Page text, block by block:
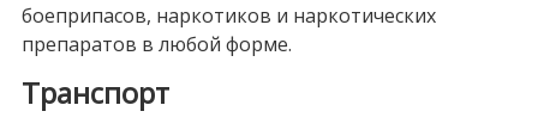
боеприпасов, наркотиков и наркотических
препаратов в любой форме.
Транспорт